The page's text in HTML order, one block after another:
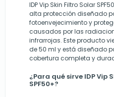
IDP Vip Skin Filtro Solar
alta protección diseñado
fotoenvejecimiento y
causados por las
infrarrojas. Este producto
de 50 ml y está diseñado
cobertura completa y
¿Para qué sirve IDP Vip
SPF50+?